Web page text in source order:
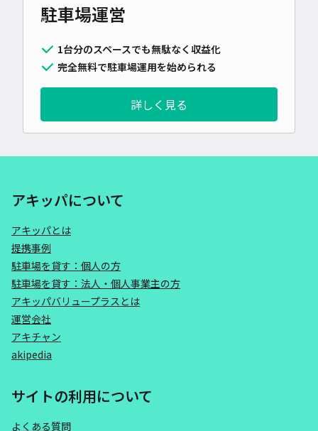
駐車場運営
1台分のスペースでも無駄なく収益化
完全無料で駐車場運用を始められる
詳しく見る
アキッパについて
アキッパとは
提携事例
駐車場を貸す：個人の方
駐車場を貸す：法人・個人事業主の方
アキッパバリュープラスとは
運営会社
アキチャン
akipedia
サイトの利用について
よくある質問